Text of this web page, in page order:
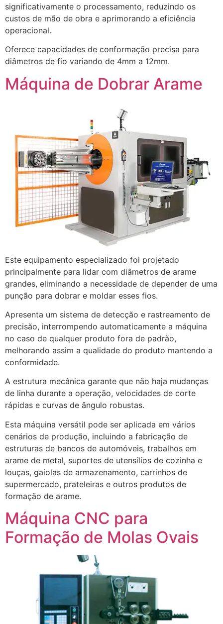
significativamente o processamento, reduzindo os
custos de mão de obra e aprimorando a eficiência
operacional.
Oferece capacidades de conformação precisa para
diâmetros de fio variando de 4mm a 12mm.
Máquina de Dobrar Arame
Este equipamento especializado foi projetado
principalmente para lidar com diâmetros de arame
grandes, eliminando a necessidade de depender de uma
punção para dobrar e moldar esses fios.
Apresenta um sistema de detecção e rastreamento de
precisão, interrompendo automaticamente a máquina
no caso de qualquer produto fora de padrão,
melhorando assim a qualidade do produto mantendo a
conformidade.
A estrutura mecânica garante que não haja mudanças
de linha durante a operação, velocidades de corte
rápidas e curvas de ângulo robustas.
Esta máquina versátil pode ser aplicada em vários
cenários de produção, incluindo a fabricação de
estruturas de bancos de automóveis, trabalhos em
arame de metal, suportes de utensílios de cozinha e
louças, gaiolas de armazenamento, carrinhos de
supermercado, prateleiras e outros produtos de
formação de arame.
Máquina CNC para
Formação de Molas Ovais